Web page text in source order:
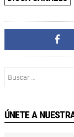
ÚNETE A